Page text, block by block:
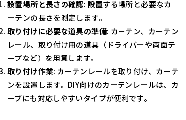
設置場所と長さの確認: 設置する場所と必要なカ
ーテンの長さを測定します。
取り付けに必要な道具の準備: カーテン、カーテン
レール、取り付け用の道具（ドライバーや両面テ
ープなど）を用意します。
取り付け作業: カーテンレールを取り付け、カーテ
ンを設置します。DIY向けのカーテンレールは、カ
ーブにも対応しやすいタイプが便利です。